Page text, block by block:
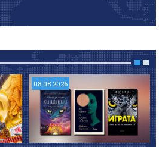
08.08.2026